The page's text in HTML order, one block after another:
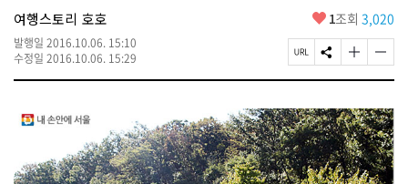
시
대
표
소
통
포
여행스토리 호호
발행일 2016.10.06. 15:10
수정일 2016.10.06. 15:29
좋
요
1조회 3,020
페
이
U
R
L
복
사
S
N
공
유
하
기
글
자
기
크
게
변
경
글
자
기
작
게
변
경